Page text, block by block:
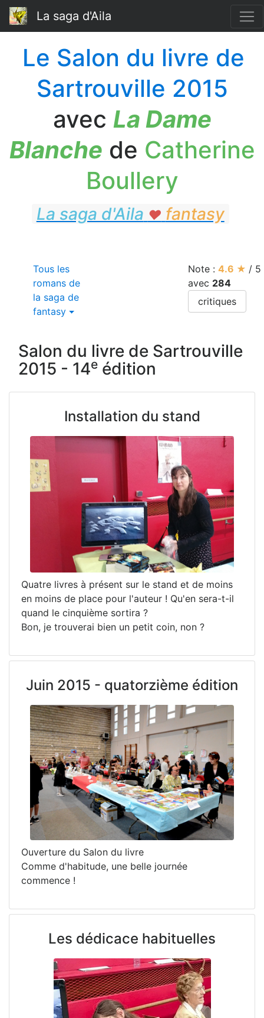
La saga d'Aila
Le Salon du livre de
Sartrouville 2015
avec La Dame
Blanche de Catherine
Boullery
La saga d'Aila ♥ fantasy
Tous les
romans de
la saga de
fantasy
Note : 4.6 ★ / 5
avec 284
critiques
Salon du livre de Sartrouville
2015 - 14e édition
Installation du stand
Quatre livres à présent sur le stand et de moins
en moins de place pour l'auteur ! Qu'en sera-t-il
quand le cinquième sortira ?
Bon, je trouverai bien un petit coin, non ?
Juin 2015 - quatorzième édition
Ouverture du Salon du livre
Comme d'habitude, une belle journée
commence !
Les dédicace habituelles